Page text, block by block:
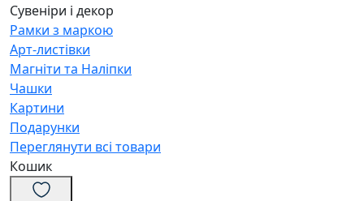
Сувеніри і декор
Рамки з маркою
Арт-листівки
Магніти та Наліпки
Чашки
Картини
Подарунки
Переглянути всі товари
Кошик